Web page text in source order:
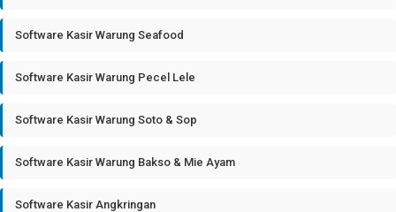
Software Kasir Warung Seafood
Software Kasir Warung Pecel Lele
Software Kasir Warung Soto & Sop
Software Kasir Warung Bakso & Mie Ayam
Software Kasir Angkringan